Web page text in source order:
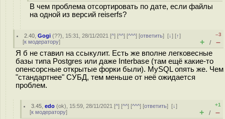
В чем проблема отсортировать по дате, если файлы
на одной из версий reiserfs?
2.40 ,Gogi (??), 15:31, 28/11/2021 [^] [^^] [^^^] [ответить][↓] [↑]
[к модератору]
–3
+ / –
Я б не ставил на ссыкулит. Есть же вполне легковесные
базы типа Postgres или даже Interbase (там ещё какие-то
опенсорсные открытые форки были). MySQL опять же. Чем
"стандартнее" СУБД, тем меньше от неё ожидается
проблем.
3.45 ,edo (ok), 15:59, 28/11/2021 [^] [^^] [^^^] [ответить][↓]
[к модератору]
+1
+ / –